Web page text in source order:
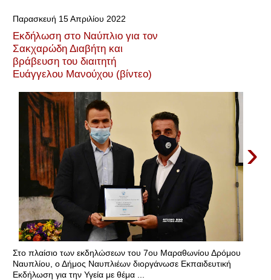
Παρασκευή 15 Απριλίου 2022
Εκδήλωση στο Ναύπλιο για τον
Σακχαρώδη Διαβήτη και
βράβευση του διαιτητή
Ευάγγελου Μανούχου (βίντεο)
›
Στο πλαίσιο των εκδηλώσεων του 7ου Μαραθωνίου Δρόμου
Ναυπλίου, ο Δήμος Ναυπλιέων διοργάνωσε Εκπαιδευτική
Εκδήλωση για την Υγεία με θέμα ...